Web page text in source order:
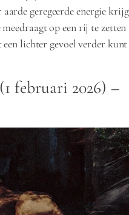
geregeerde energie krijg
op een rij te zetten
lichter gevoel verder kunt
februari 2026) –